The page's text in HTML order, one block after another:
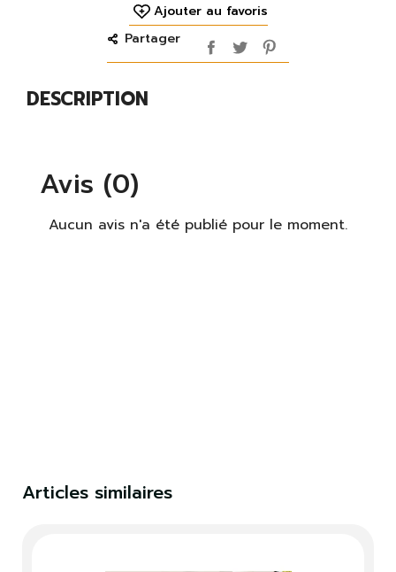
DESCRIPTION
Ajouter au favoris
Partager
Avis (0)
Aucun avis n'a été publié pour le moment.
Articles similaires